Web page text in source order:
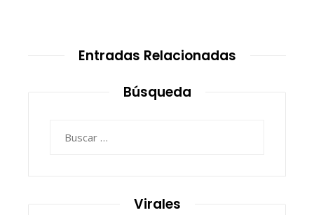
Entradas Relacionadas
Búsqueda
Virales